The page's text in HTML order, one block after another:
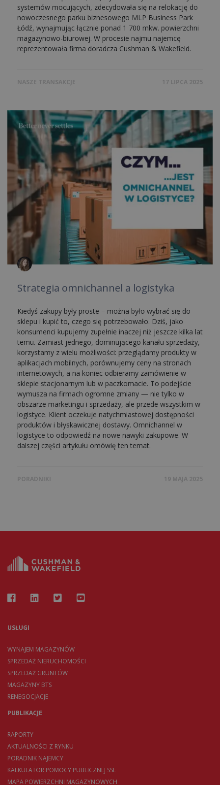
systemów mocujących, zdecydowała się na relokację do
nowoczesnego parku biznesowego MLP Business Park
Łódź, wynajmując łącznie ponad 1 700 mkw. powierzchni
magazynowo-biurowej. W procesie najmu najemcę
reprezentowała firma doradcza Cushman & Wakefield.
NASZE TRANSAKCJE 17 LIPCA 2025
Strategia omnichannel a logistyka
Kiedyś zakupy były proste – można było wybrać się do
sklepu i kupić to, czego się potrzebowało. Dziś, jako
konsumenci kupujemy zupełnie inaczej niż jeszcze kilka lat
temu. Zamiast jednego, dominującego kanału sprzedaży,
korzystamy z wielu możliwości: przeglądamy produkty w
aplikacjach mobilnych, porównujemy ceny na stronach
internetowych, a na koniec odbieramy zamówienie w
sklepie stacjonarnym lub w paczkomacie. To podejście
wymusza na firmach ogromne zmiany — nie tylko w
obszarze marketingu i sprzedaży, ale przede wszystkim w
logistyce. Klient oczekuje natychmiastowej dostępności
produktów i błyskawicznej dostawy. Omnichannel w
logistyce to odpowiedź na nowe nawyki zakupowe. W
dalszej części artykułu omówię ten temat.
PORADNIKI 19 MAJA 2025
USŁUGI
WYNAJEM MAGAZYNÓW
SPRZEDAŻ NIERUCHOMOŚCI
SPRZEDAŻ GRUNTÓW
MAGAZYNY BTS
RENEGOCJACJE
PUBLIKACJE
RAPORTY
AKTUALNOŚCI Z RYNKU
PORADNIK NAJEMCY
KALKULATOR POMOCY PUBLICZNEJ SSE
MAPA POWIERZCHNI MAGAZYNOWYCH